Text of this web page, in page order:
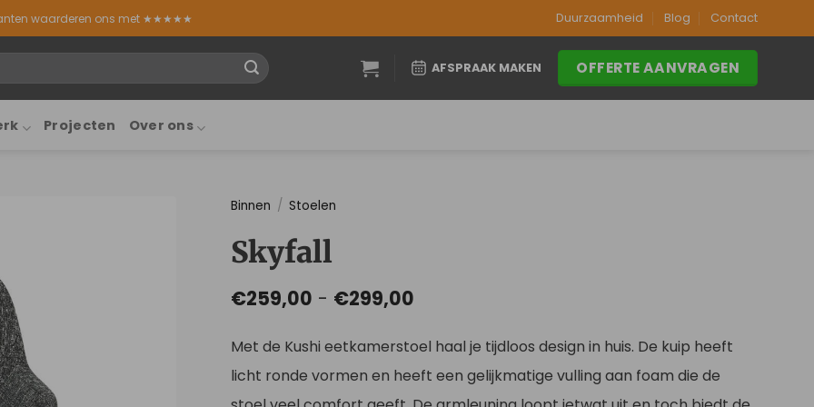
waarderen ons met ★★★★★ Duurzaamheid Blog Contact
AFSPRAAK MAKEN OFFERTE AANVRAGEN
Projecten Over ons
Binnen / Stoelen
Skyfall
€259,00 - €299,00
tot
€299,00
Met de Kushi eetkamerstoel haal je tijdloos design in huis. De kuip heeft
licht ronde vormen en heeft een gelijkmatige vulling aan foam die de